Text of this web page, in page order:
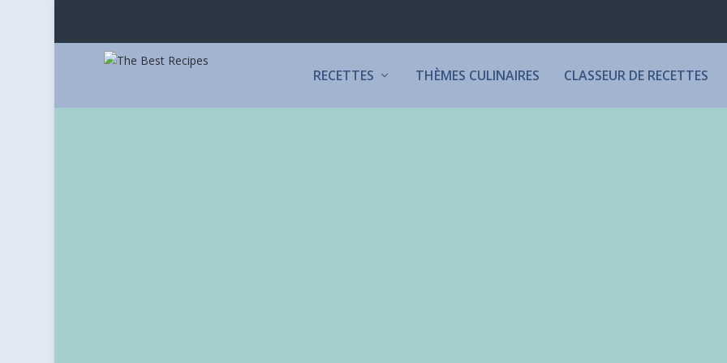
RECETTES THÈMES CULINAIRES CLASSEUR DE RECETTES